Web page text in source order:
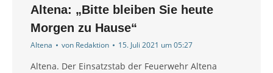
Altena: „Bitte bleiben Sie heute
Morgen zu Hause“
Altena von Redaktion 15. Juli 2021 um 05:27
Altena. Der Einsatzstab der Feuerwehr Altena